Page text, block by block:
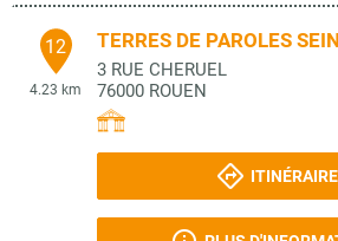
12
4.23 km
TERRES DE PAROLES
3 RUE CHERUEL
76000 ROUEN
ITINÉRAIRE